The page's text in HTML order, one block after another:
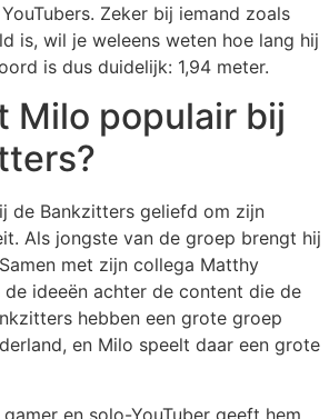
Zeker bij iemand zoals
is, wil je weleens weten hoe lang hij
is dus duidelijk: 1,94 meter.
Milo populair bij
de Bankzitters geliefd om zijn
Als jongste van de groep brengt hij
met zijn collega Matthy
ideeën achter de content die de
hebben een grote groep
en Milo speelt daar een grote
en solo-YouTuber geeft hem